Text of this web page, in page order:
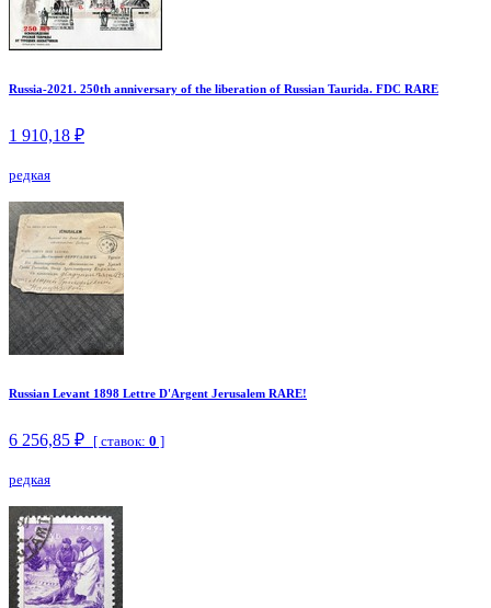
Russia-2021. 250th anniversary of the liberation of Russian Taurida. FDC RARE
1 910,18 ₽
редкая
Russian Levant 1898 Lettre D'Argent Jerusalem RARE!
6 256,85 ₽ [ ставок: 0 ]
редкая